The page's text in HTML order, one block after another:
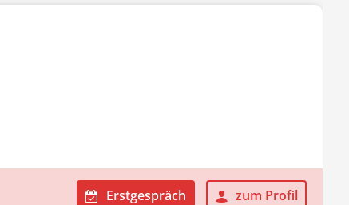
Erstgespräch zum Profil